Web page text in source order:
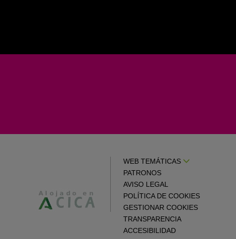
WEB TEMÁTICAS
PATRONOS
AVISO LEGAL
POLÍTICA DE COOKIES
GESTIONAR COOKIES
TRANSPARENCIA
ACCESIBILIDAD